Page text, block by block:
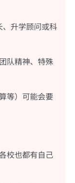
、升学顾问或科
队精神、特殊
等）可能会要
校也都有自己